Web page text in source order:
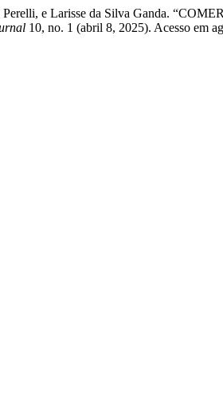
Perelli, e Larisse da Silva Ganda.
10, no. 1 (abril 8, 2025). Acesso em